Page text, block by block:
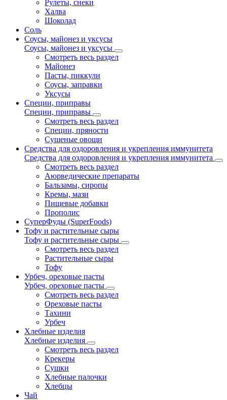
Рулеты, снеки
Халва
Шоколад
Соль
Соусы, майонез и уксусы
Соусы, майонез и уксусы
Смотреть весь раздел
Майонез
Пасты, пиккули
Соусы, заправки
Уксусы
Специи, приправы
Специи, приправы
Смотреть весь раздел
Специи, пряности
Сушеные овощи
Средства для оздоровления и укрепления иммунитета
Средства для оздоровления и укрепления иммунитета
Смотреть весь раздел
Аюрведические препараты
Бальзамы, сиропы
Кремы, мази
Пищевые добавки
Прополис
СуперФуды (SuperFoods)
Тофу и растительные сыры
Тофу и растительные сыры
Смотреть весь раздел
Растительные сыры
Тофу
Урбеч, ореховые пасты
Урбеч, ореховые пасты
Смотреть весь раздел
Ореховые пасты
Тахини
Урбеч
Хлебные изделия
Хлебные изделия
Смотреть весь раздел
Крекеры
Сушки
Хлебные палочки
Хлебцы
Чай